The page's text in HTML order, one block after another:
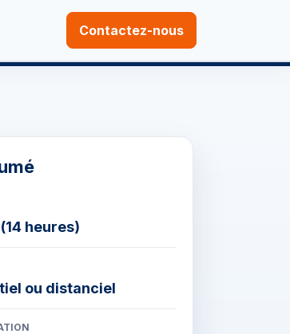
Contactez-nous
heures)
ou distanciel